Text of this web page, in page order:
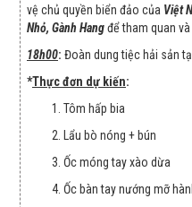
vệ chủ quyền biển đảo của Việt
Nhỏ, Gành Hangđể tham quan
18h00: Đoàn dung tiệc hải sản
*Thực đơn dự kiến:
1. Tôm hấp bia
2. Lẩu bò nóng + bún
3. Ốc móng tay xào dừa
4. Ốc bàn tay nướng mỡ